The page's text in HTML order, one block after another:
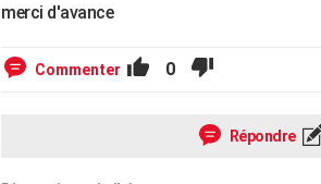
merci d'avance
Commenter 0
Répondre